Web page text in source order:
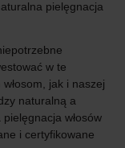
pielęgnacja
w te
jak i naszej
naturalną a
włosów
i certyfikowane